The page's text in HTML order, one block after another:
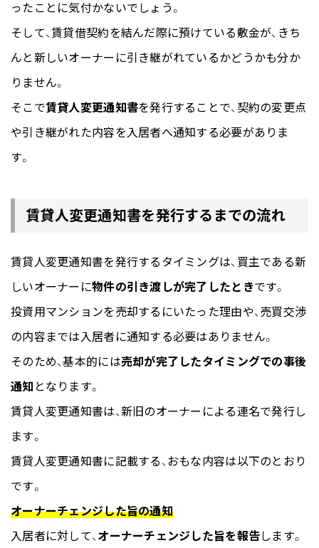
ったことに気付かないでしょう。
そして、賃貸借契約を結んだ際に預けている敷金が、きち
んと新しいオーナーに引き継がれているかどうかも分か
りません。
そこで賃貸人変更通知書を発行することで、契約の変更点
や引き継がれた内容を入居者へ通知する必要がありま
す。
賃貸人変更通知書を発行するまでの流れ
賃貸人変更通知書を発行するタイミングは、買主である新
しいオーナーに物件の引き渡しが完了したときです。
投資用マンションを売却するにいたった理由や、売買交渉
の内容までは入居者に通知する必要はありません。
そのため、基本的には売却が完了したタイミングでの事後
通知 となります。
賃貸人変更通知書は、新旧のオーナーによる連名で発行し
ます。
賃貸人変更通知書に記載する、おもな内容は以下のとおり
です。
オーナーチェンジした旨の通知
入居者に対して、 オーナーチェンジした旨を報告します。